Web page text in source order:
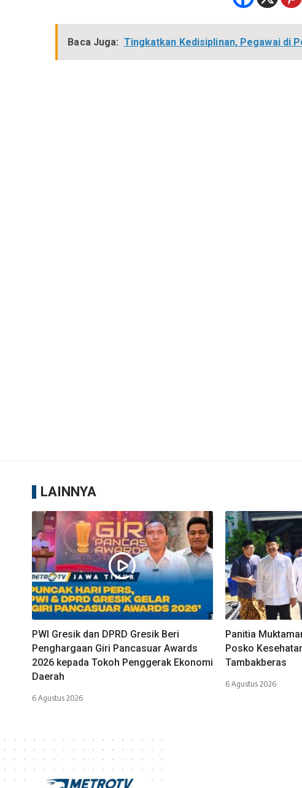
Baca Juga: Tingkatkan Kedisiplinan, Pegawai di
LAINNYA
PWI Gresik dan DPRD Gresik Beri
Penghargaan Giri Pancasuar Awards
2026 kepada Tokoh Penggerak Ekonomi
Daerah
6 Agustus 2026
Panitia
Posko
Tambakberas
6 Agustus 2026